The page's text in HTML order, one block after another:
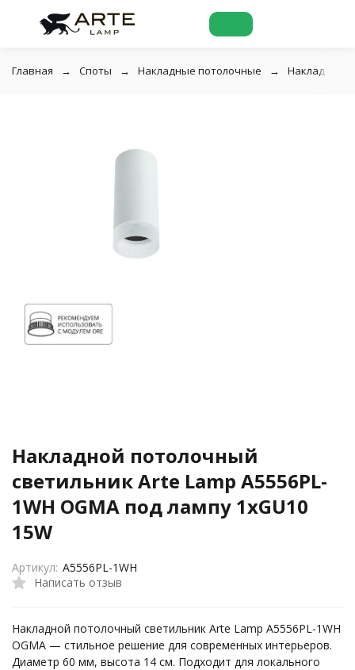
Главная Споты Накладные потолочные Накладной
Накладной потолочный
светильник Arte Lamp A5556PL-
1WH OGMA под лампу 1xGU10
15W
Написать отзыв
Артикул: A5556PL-1WH
Накладной потолочный светильник Arte Lamp A5556PL-1WH
OGMA — стильное решение для современных интерьеров.
Диаметр 60 мм, высота 14 см. Подходит для локального